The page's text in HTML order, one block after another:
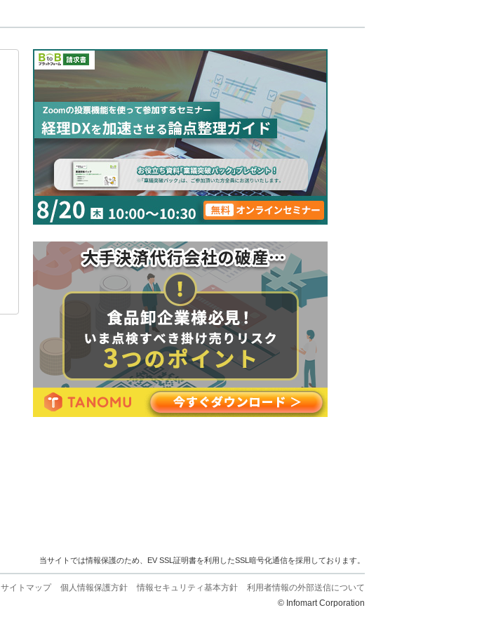
当サイトでは情報保護のため、EV SSL証明書を利用したSSL暗号化通信を採用しております。
サイトマップ 個人情報保護方針 情報セキュリティ基本方針
利用者情報の外部送信について
© Infomart Corporation